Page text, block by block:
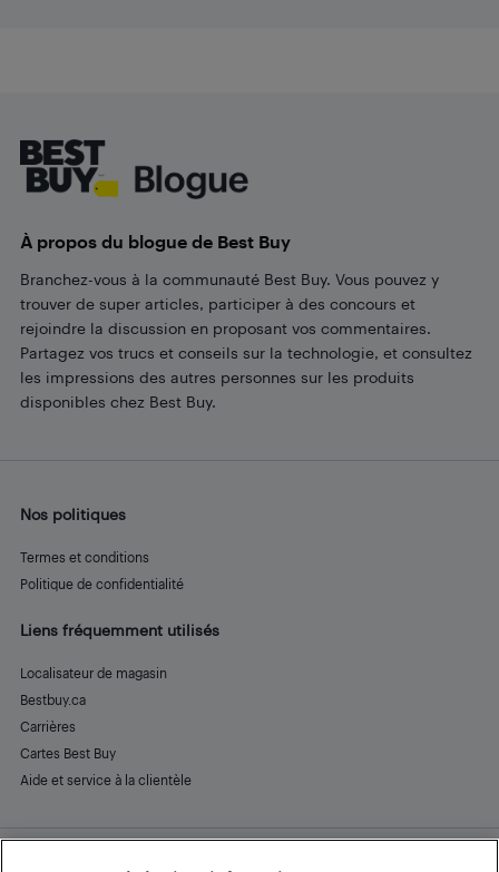
À propos du blogue de Best Buy
Branchez-vous à la communauté Best Buy. Vous pouvez y
trouver de super articles, participer à des concours et
rejoindre la discussion en proposant vos commentaires.
Partagez vos trucs et conseils sur la technologie, et consultez
les impressions des autres personnes sur les produits
disponibles chez Best Buy.
Nos politiques
Termes et conditions
Politique de confidentialité
Liens fréquemment utilisés
Localisateur de magasin
Bestbuy.ca
Carrières
Cartes Best Buy
Aide et service à la clientèle